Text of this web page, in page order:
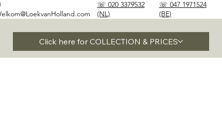
☏ 020 3379532
(NL)
☏ 047 1971524
(BE)
Click here for COLLECTION & PRICES